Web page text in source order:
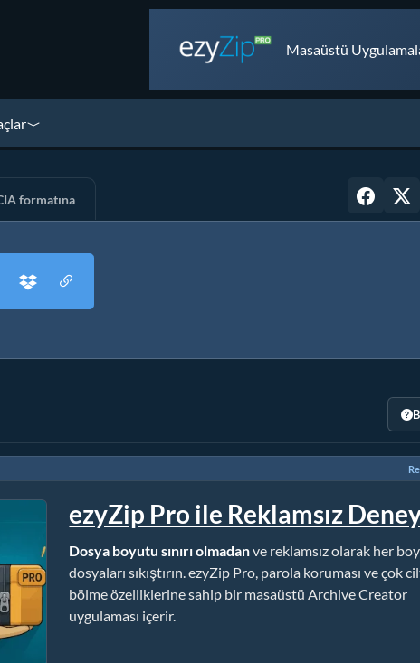
Masaüstü
formatına
ezyZip Pro ile Reklamsız
Dosya boyutu sınırı olmadanve reklamsız olarak her
dosyaları sıkıştırın. ezyZip Pro, parola koruması ve çok
bölme özelliklerine sahip bir masaüstü Archive Creator
uygulaması içerir.